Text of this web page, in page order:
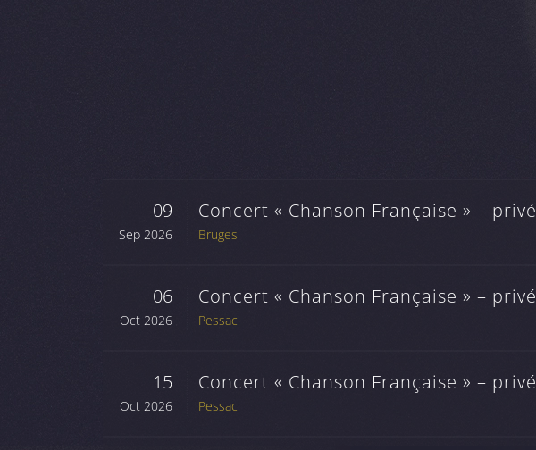
09
Sep 2026
Concert « Chanson Française » – privé
Bruges
06
Oct 2026
Concert « Chanson Française » – privé
Pessac
15
Oct 2026
Concert « Chanson Française » – privé
Pessac